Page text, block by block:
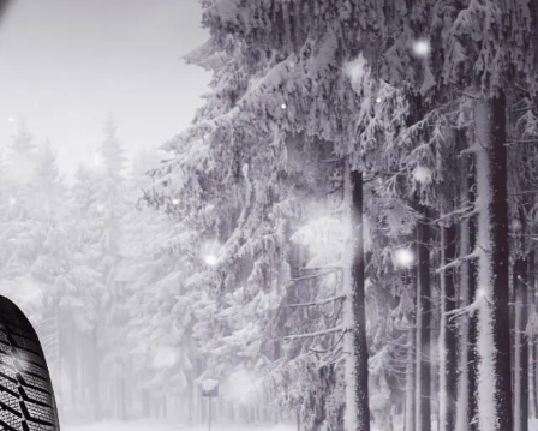
season banden
jou in de buurt
Merken:
Inch: